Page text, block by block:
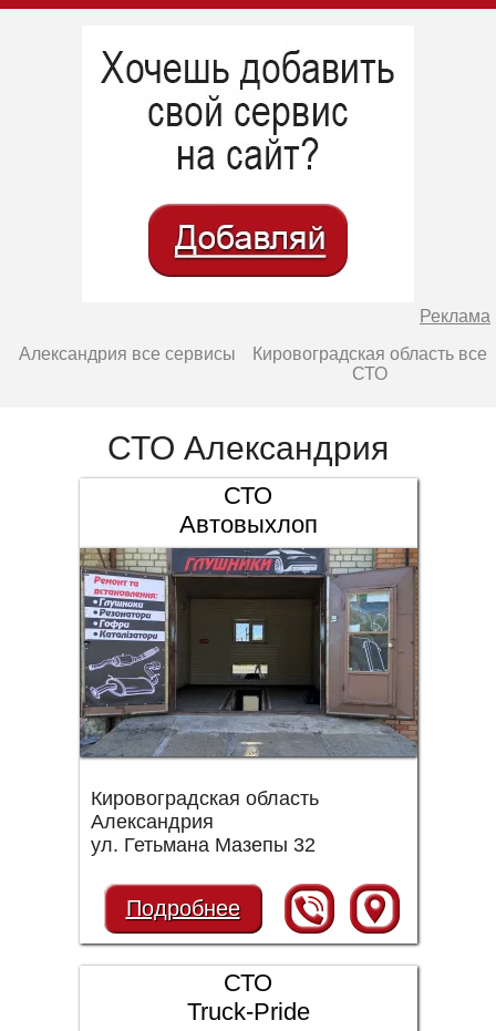
Реклама
Александрия все сервисы
Кировоградская область все
СТО
СТО Александрия
СТО
Автовыхлоп
Кировоградская область
Александрия
ул. Гетьмана Мазепы 32
Подробнее
СТО
Truck-Pride